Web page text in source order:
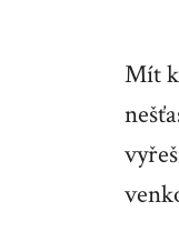
Mít